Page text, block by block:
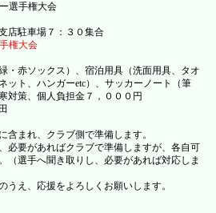
選手権大会
駐車場７：３０集合
権大会
赤ソックス）、宿泊用具（洗面用具、タオ
ット、ハンガーetc）、サッカーノート（筆
対策、個人負担金７，０００円
含まれ、クラブ側で準備します。
必要があればクラブで準備しますが、各自可
（選手へ聞き取りし、必要があれば対応しま
うえ、応援をよろしくお願いします。